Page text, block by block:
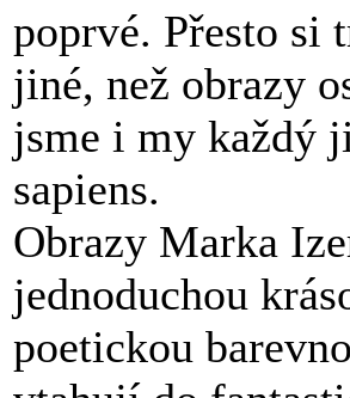
poprvé. Přesto si
jiné, než obrazy
jsme i my každý
sapiens.
Obrazy Marka
jednoduchou
poetickou